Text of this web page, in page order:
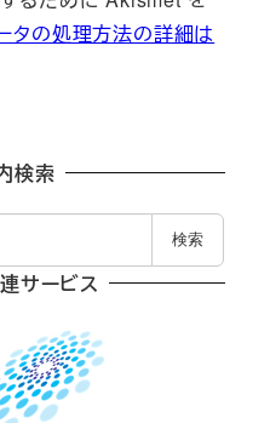
タの処理方法の詳細は
検索
検索
サービス